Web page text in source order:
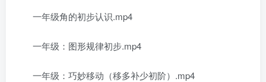
一年级角的初步认识.mp4
一年级：图形规律初步.mp4
一年级：巧妙移动（移多补少初阶）.mp4